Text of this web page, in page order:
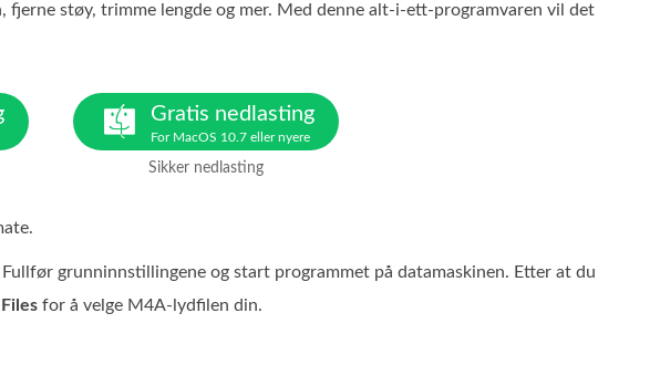
støy, trimme lengde og mer. Med denne alt-i-ett-programvaren vil det
Gratis nedlasting
For MacOS 10.7 eller nyere
Sikker nedlasting
grunninnstillingene og start programmet på datamaskinen. Etter at du
for å velge M4A‑lydfilen din.